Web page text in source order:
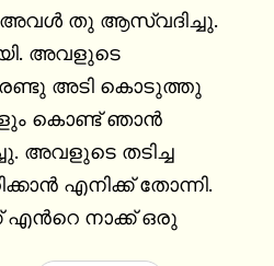
അവള്‍ തു ആസ്വദിച്ചു.
അവളുടെ
രണ്ടു അടി കൊടുത്തു
കൊണ്ട് ഞാന്‍
അവളുടെ തടിച്ച
എനിക്ക് തോന്നി.
എന്‍റെ നാക്ക് ഒരു